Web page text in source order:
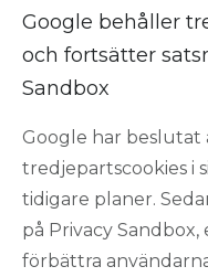
Google behåller
och fortsätter
Sandbox
Google har
tredjepartscookies i
tidigare planer.
på Privacy
förbättra